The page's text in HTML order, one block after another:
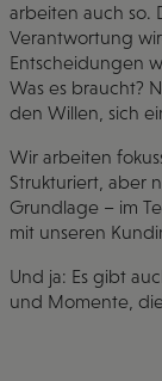
arbeiten auch so.
Verantwortung
Entscheidungen
Was es braucht?
den Willen, sich
Wir arbeiten
Strukturiert, aber
Grundlage – im
mit unseren
Und ja: Es gibt
und Momente,